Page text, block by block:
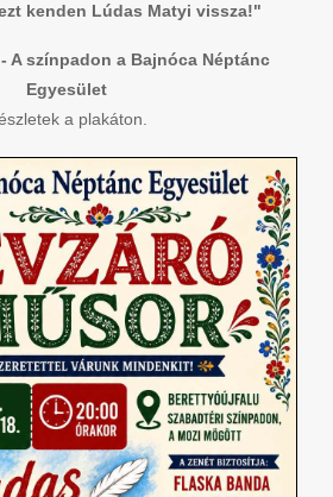
kenden Lúdas Matyi vissza!"
- A színpadon a Bajnóca Néptánc
Egyesület
a plakáton.